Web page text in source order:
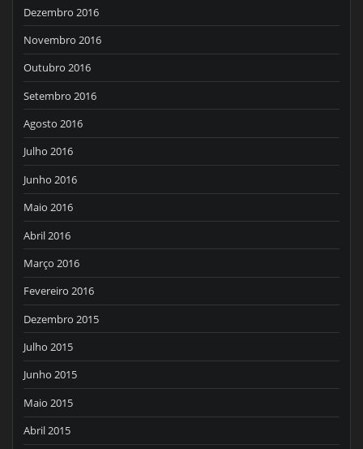
Dezembro 2016
Novembro 2016
Outubro 2016
Setembro 2016
Agosto 2016
Julho 2016
Junho 2016
Maio 2016
Abril 2016
Março 2016
Fevereiro 2016
Dezembro 2015
Julho 2015
Junho 2015
Maio 2015
Abril 2015